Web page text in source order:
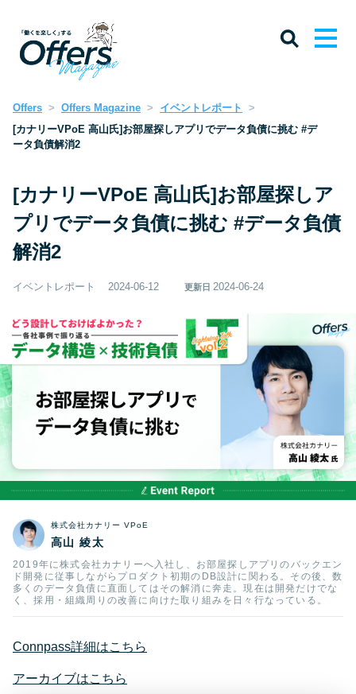
Offers Offers Magazine
イベントレポート
[カナリーVPoE 高山氏]お部屋探しアプリでデータ負債に挑む #デ
ータ負債解消2
[カナリーVPoE 高山氏]お部屋探しア
プリでデータ負債に挑む #データ負債
解消2
イベントレポート 2024-06-12 更新日 2024-06-24
株式会社カナリー VPoE
高山 綾太
2019年に株式会社カナリーへ入社し、お部屋探しアプリのバックエン
ド開発に従事しながらプロダクト初期のDB設計に関わる。その後、数
多くのデータ負債に直面してはその解消に奔走。現在は開発だけでな
く、採用・組織周りの改善に向けた取り組みを日々行なっている。
Connpass詳細はこちら
アーカイブはこちら